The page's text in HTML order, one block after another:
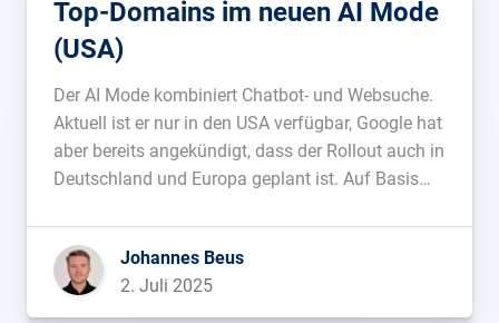
Top-Domains im neuen AI Mode
(USA)
Der AI Mode kombiniert Chatbot- und Websuche.
Aktuell ist er nur in den USA verfügbar, Google hat
aber bereits angekündigt, dass der Rollout auch in
Deutschland und Europa geplant ist. Auf Basis
welche Domains im AI Mode in den USA am
häufigsten ausgespielt werden. […]...
Johannes Beus
2. Juli 2025